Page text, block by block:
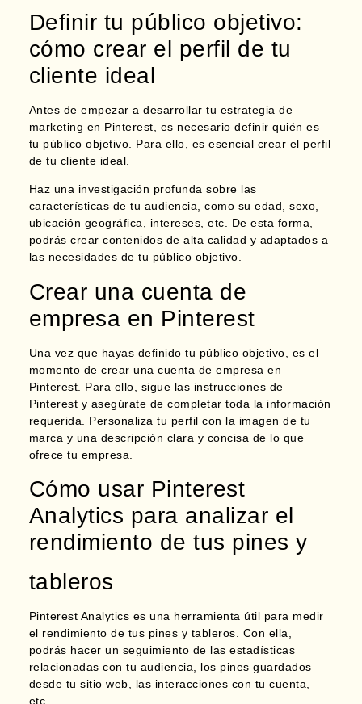
Definir tu público objetivo:
cómo crear el perfil de tu
cliente ideal
Antes de empezar a desarrollar tu estrategia de
marketing en Pinterest, es necesario definir quién es
tu público objetivo.
Para ello, es esencial crear el perfil
de tu cliente ideal.
Haz una investigación profunda sobre las
características de tu audiencia, como su edad, sexo,
ubicación geográfica, intereses, etc. De esta forma,
podrás crear contenidos de alta calidad y adaptados a
las necesidades de tu público objetivo.
Crear una cuenta de
empresa en Pinterest
Una vez que hayas definido tu público objetivo, es el
momento de crear una cuenta de empresa en
Pinterest. Para ello, sigue las instrucciones de
Pinterest y asegúrate de completar toda la información
requerida. Personaliza tu perfil con la imagen de tu
marca y una descripción clara y concisa de lo que
ofrece tu empresa.
Cómo usar Pinterest
Analytics para analizar el
rendimiento de tus pines y
tableros
Pinterest Analytics es una herramienta útil para medir
el rendimiento de tus pines y tableros. Con ella,
podrás hacer un seguimiento de lasestadísticas
relacionadas con tu audiencia, los pines guardados
desde tu sitio web, las interacciones con tu cuenta,
etc.